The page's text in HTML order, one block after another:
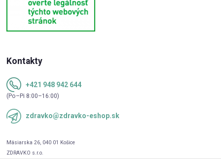
Kontakty
+421 948 942 644
(Po–Pi 8:00–16:00)
zdravko@zdravko-eshop.sk